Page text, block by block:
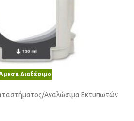
Διαθέσιμο
/Αναλώσιμα Εκτυπωτών